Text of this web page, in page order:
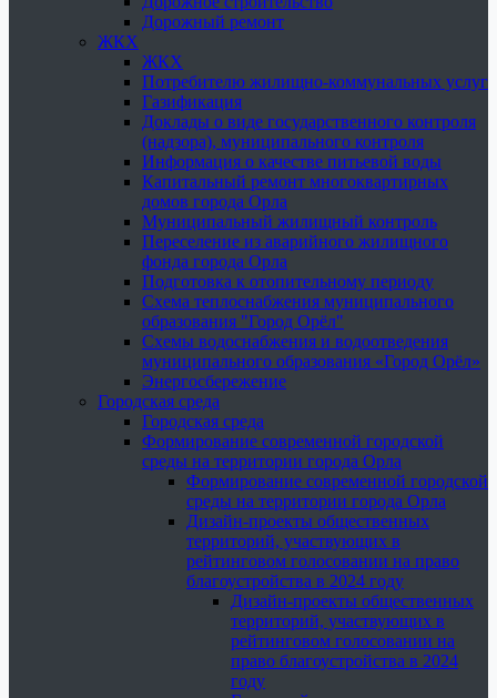
Дорожный ремонт
ЖКХ
ЖКХ
Потребителю жилищно-коммунальных услуг
Газификация
Доклады о виде государственного контроля
(надзора), муниципального контроля
Информация о качестве питьевой воды
Капитальный ремонт многоквартирных
домов города Орла
Муниципальный жилищный контроль
Переселение из аварийного жилищного
фонда города Орла
Подготовка к отопительному периоду
Схема теплоснабжения муниципального
образования "Город Орёл"
Схемы водоснабжения и водоотведения
муниципального образования «Город Орёл»
Энергосбережение
Городская среда
Городская среда
Формирование современной городской
среды на территории города Орла
Формирование современной городской
среды на территории города Орла
Дизайн-проекты общественных
территорий, участвующих в
рейтинговом голосовании на право
благоустройства в 2024 году
Дизайн-проекты общественных
территорий, участвующих в
рейтинговом голосовании на
право благоустройства в 2024
году